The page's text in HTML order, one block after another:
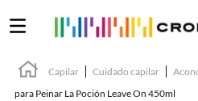
Capilar Cuidado capilar
para Peinar La Poción Leave On 450ml